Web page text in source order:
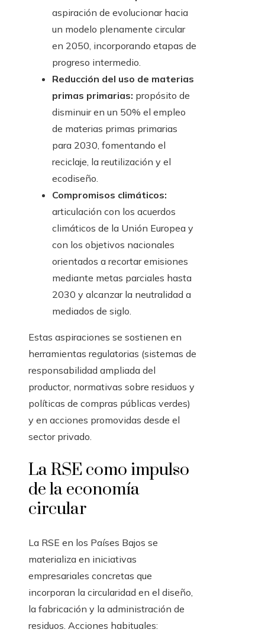
aspiración de evolucionar hacia
un modelo plenamente circular
en 2050, incorporando etapas de
progreso intermedio.
Reducción del uso de materias
primas primarias: propósito de
disminuir en un 50% el empleo
de materias primas primarias
para 2030, fomentando el
reciclaje, la reutilización y el
ecodiseño.
Compromisos climáticos:
articulación con los acuerdos
climáticos de la Unión Europea y
con los objetivos nacionales
orientados a recortar emisiones
mediante metas parciales hasta
2030 y alcanzar la neutralidad a
mediados de siglo.
Estas aspiraciones se sostienen en
herramientas regulatorias (sistemas de
responsabilidad ampliada del
productor, normativas sobre residuos y
políticas de compras públicas verdes)
y en acciones promovidas desde el
sector privado.
La RSE como impulso
de la economía
circular
La RSE en los Países Bajos se
materializa en iniciativas
empresariales concretas que
incorporan la circularidad en el diseño,
la fabricación y la administración de
residuos. Acciones habituales: